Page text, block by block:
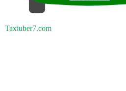
Taxiuber7.com